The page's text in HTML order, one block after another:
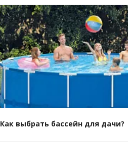
Как выбрать бассейн для дачи?